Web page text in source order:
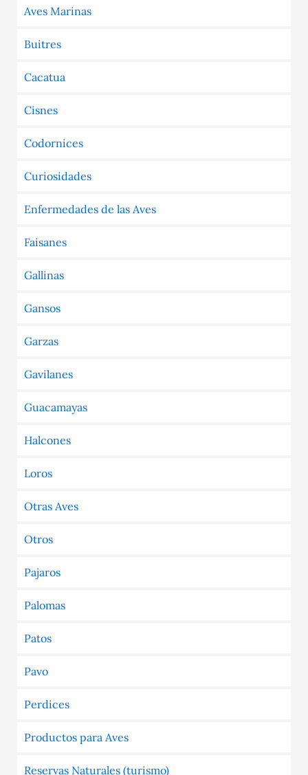
Aves Marinas
Buitres
Cacatua
Cisnes
Codornices
Curiosidades
Enfermedades de las Aves
Faisanes
Gallinas
Gansos
Garzas
Gavilanes
Guacamayas
Halcones
Loros
Otras Aves
Otros
Pajaros
Palomas
Patos
Pavo
Perdices
Productos para Aves
Reservas Naturales (turismo)